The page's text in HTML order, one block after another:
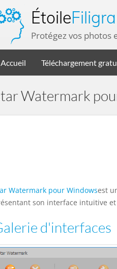
Étoile
Protégez vos photos
Accueil Téléchargement
Watermark
Watermark pour Windowsest
son interface intuitive
d'interfaces